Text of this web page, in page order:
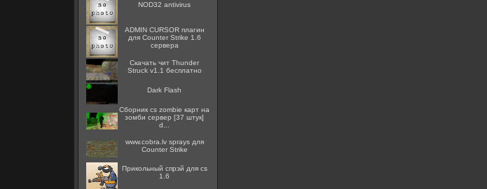
NOD32 antivirus
ADMIN CURSOR плагин
для Counter Strike 1.6
сервера
Скачать чит Thunder
Struck v1.1 бесплатно
Dark Flash
Сборник cs zombie карт на
зомби сервер [37 штук]
d...
www.cobra.lv sprays для
Counter Strike
Прикольный спрэй для cs
1.6